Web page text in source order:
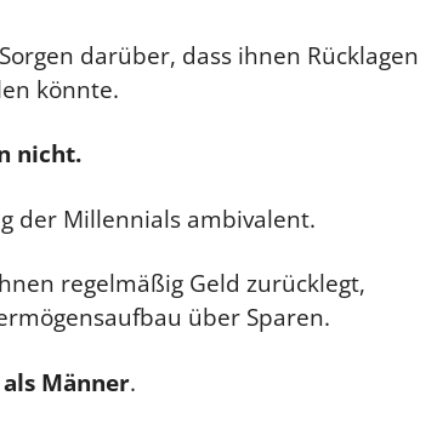
darüber, dass ihnen Rücklagen
könnte.
nicht.
der Millennials ambivalent.
regelmäßig Geld zurücklegt,
über Sparen.
Männer.